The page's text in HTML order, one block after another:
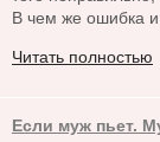
В чем же ошибка и
Читать полностью
Если муж пьет.